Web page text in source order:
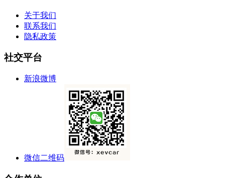
关于我们
联系我们
隐私政策
社交平台
新浪微博
微信二维码